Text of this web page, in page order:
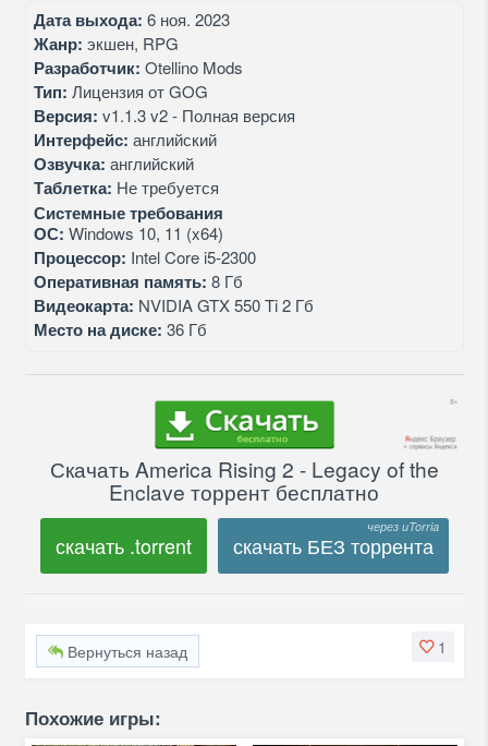
Дата выхода: 6 ноя. 2023
Жанр: экшен, RPG
Разработчик: Otellino Mods
Тип: Лицензия от GOG
Версия: v1.1.3 v2 - Полная версия
Интерфейс: английский
Озвучка: английский
Таблетка: Не требуется
Системные требования
ОС: Windows 10, 11 (x64)
Процессор: Intel Core i5-2300
Оперативная память: 8 Гб
Видеокарта: NVIDIA GTX 550 Ti 2 Гб
Место на диске: 36 Гб
Скачать America Rising 2 - Legacy of the
Enclave торрент бесплатно
скачать .torrent скачать БЕЗ торрента
1
Вернуться назад
Похожие игры: